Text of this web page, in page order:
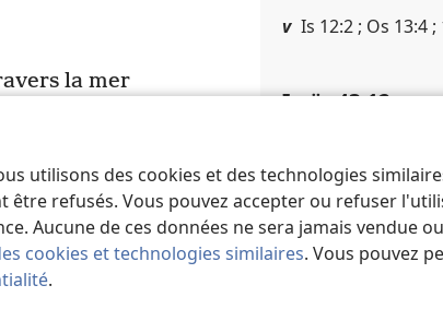
utilisons des cookies et des technologies
refusés. Vous pouvez accepter ou refuser
Aucune de ces données ne sera jamais vendue
cookies et technologies similaires. Vous pouvez
.
la mer
agitées
:
pas
k .
la flamme
v Is 12​:​2 ; Os 13​:​4 ;
Isaïe 43​:​12
w Dt 32​:​12
x Is 46​:​9, 10